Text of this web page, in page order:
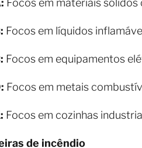
Focos em materiais
Focos em líquidos
Focos em equipamentos
Focos em metais
Focos em cozinhas
de incêndio